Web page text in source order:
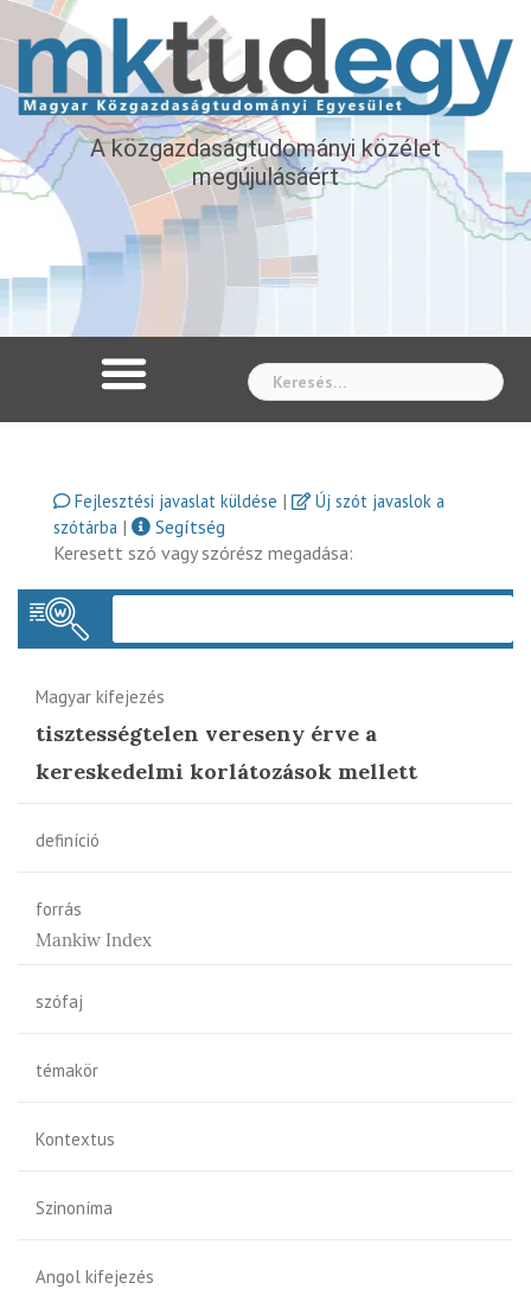
A közgazdaságtudományi közélet
megújulásáért
Fejlesztési javaslat küldése |
Új szót javaslok a
szótárba |
Segítség
Keresett szó vagy szórész megadása:
Magyar kifejezés
tisztességtelen vereseny érve a
kereskedelmi korlátozások mellett
definíció
forrás
Mankiw Index
szófaj
témakör
Kontextus
Szinoníma
Angol kifejezés